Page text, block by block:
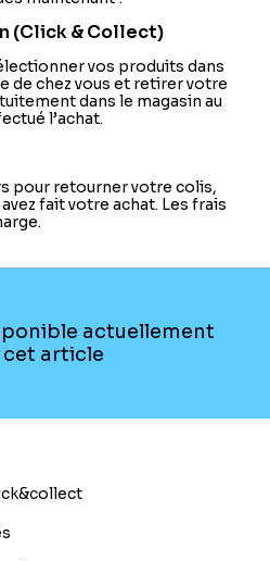
(Click & Collect)
vos produits dans
de chez vous et retirer votre
dans le magasin au
l’achat.
pour retourner votre colis,
fait votre achat. Les frais
actuellement
cet article